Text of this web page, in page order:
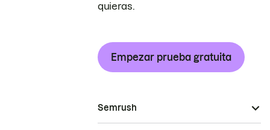
quieras.
Empezar prueba gratuita
Semrush